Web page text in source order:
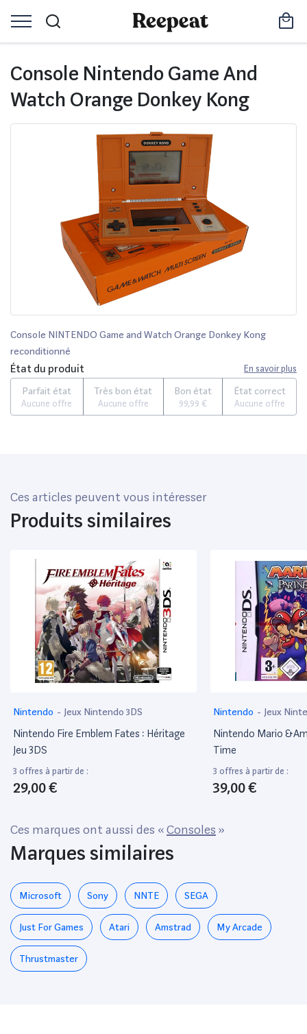
Console Nintendo Game And
Watch Orange Donkey Kong
Console NINTENDO Game and Watch Orange Donkey Kong
reconditionné
État du produit En savoir plus
Parfait état
Aucune offre
Très bon état
Aucune offre
Bon état
99,99 €
État correct
Aucune offre
Ces articles peuvent vous intéresser
Produits similaires
Nintendo - Jeux Nintendo 3DS
Nintendo Fire Emblem Fates : Héritage
Jeu 3DS
3 offres à partir de :
29,00 €
Nintendo - Jeux
Nintendo Mario
Time
3 offres à partir de :
39,00 €
Ces marques ont aussi des «Consoles »
Marques similaires
Microsoft Sony NNTE SEGA
Just For Games Atari Amstrad My Arcade
Thrustmaster